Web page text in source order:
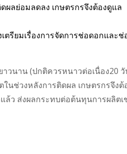
ผลย่อมลดลง เกษตรกรจึงต้องดูแล
ตรียมเรื่องการจัดการช่อดอกและช่
าวนาน (ปกติควรหนาวต่อเนื่อง20
ช่วงหลังการติดผล เกษตรกรจึงต้
ล้ว ส่งผลกระทบต่อต้นทุนการผลิตเ